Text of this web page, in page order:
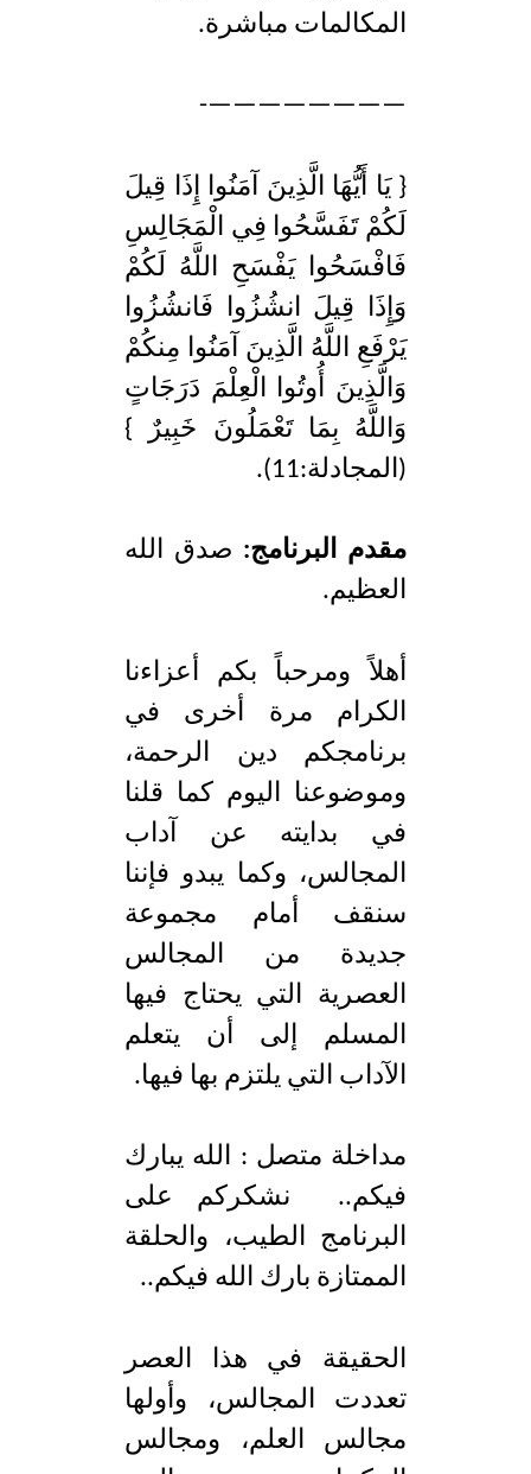
المكالمات مباشرة.
————————-
{ يَا أَيُّهَا الَّذِينَ آمَنُوا إِذَا قِيلَ
لَكُمْ تَفَسَّحُوا فِي الْمَجَالِسِ
فَافْسَحُوا يَفْسَحِ اللَّهُ لَكُمْ
وَإِذَا قِيلَ انشُزُوا فَانشُزُوا
يَرْفَعِ اللَّهُ الَّذِينَ آمَنُوا مِنكُمْ
وَالَّذِينَ أُوتُوا الْعِلْمَ دَرَجَاتٍ
وَاللَّهُ بِمَا تَعْمَلُونَ خَبِيرٌ }
(المجادلة:11).
مقدم البرنامج: صدق الله
العظيم.
أهلاً ومرحباً بكم أعزاءنا
الكرام مرة أخرى في
برنامجكم دين الرحمة،
وموضوعنا اليوم كما قلنا
في بدايته عن آداب
المجالس، وكما يبدو فإننا
سنقف أمام مجموعة
جديدة من المجالس
العصرية التي يحتاج فيها
المسلم إلى أن يتعلم
الآداب التي يلتزم بها فيها.
مداخلة متصل : الله يبارك
فيكم.. نشكركم على
البرنامج الطيب، والحلقة
الممتازة بارك الله فيكم..
الحقيقة في هذا العصر
تعددت المجالس، وأولها
مجالس العلم، ومجالس